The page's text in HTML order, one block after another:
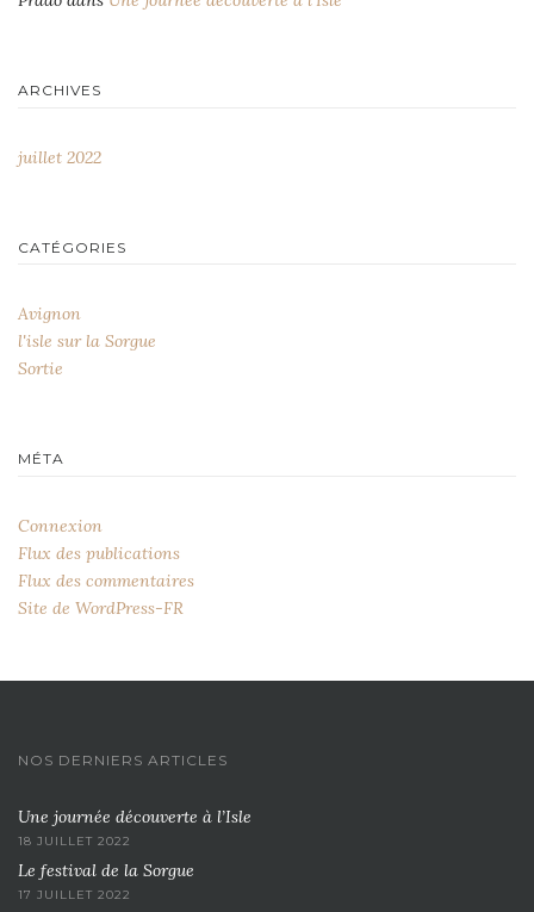
ARCHIVES
juillet 2022
CATÉGORIES
Avignon
l'isle sur la Sorgue
Sortie
MÉTA
Connexion
Flux des publications
Flux des commentaires
Site de WordPress-FR
NOS DERNIERS ARTICLES
Une journée découverte à l’Isle
18 JUILLET 2022
Le festival de la Sorgue
17 JUILLET 2022